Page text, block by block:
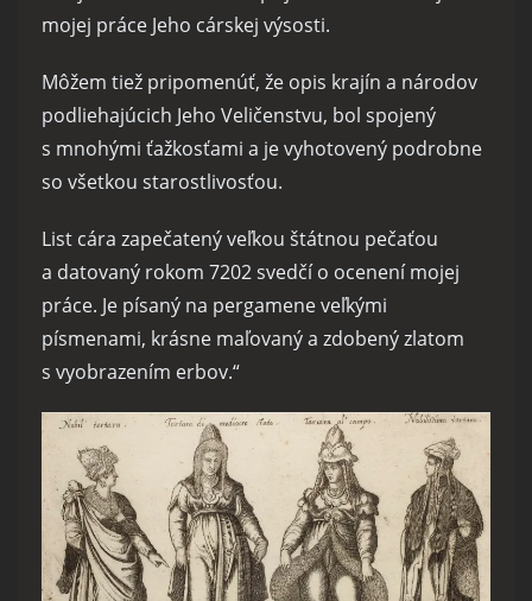
mojej práce Jeho cárskej výsosti.
Môžem tiež pripomenúť, že opis krajín a národov
podliehajúcich Jeho Veličenstvu, bol spojený
s mnohými ťažkosťami a je vyhotovený podrobne
so všetkou starostlivosťou.
List cára zapečatený veľkou štátnou pečaťou
a datovaný rokom 7202 svedčí o ocenení mojej
práce. Je písaný na pergamene veľkými
písmenami, krásne maľovaný a zdobený zlatom
s vyobrazením erbov.“